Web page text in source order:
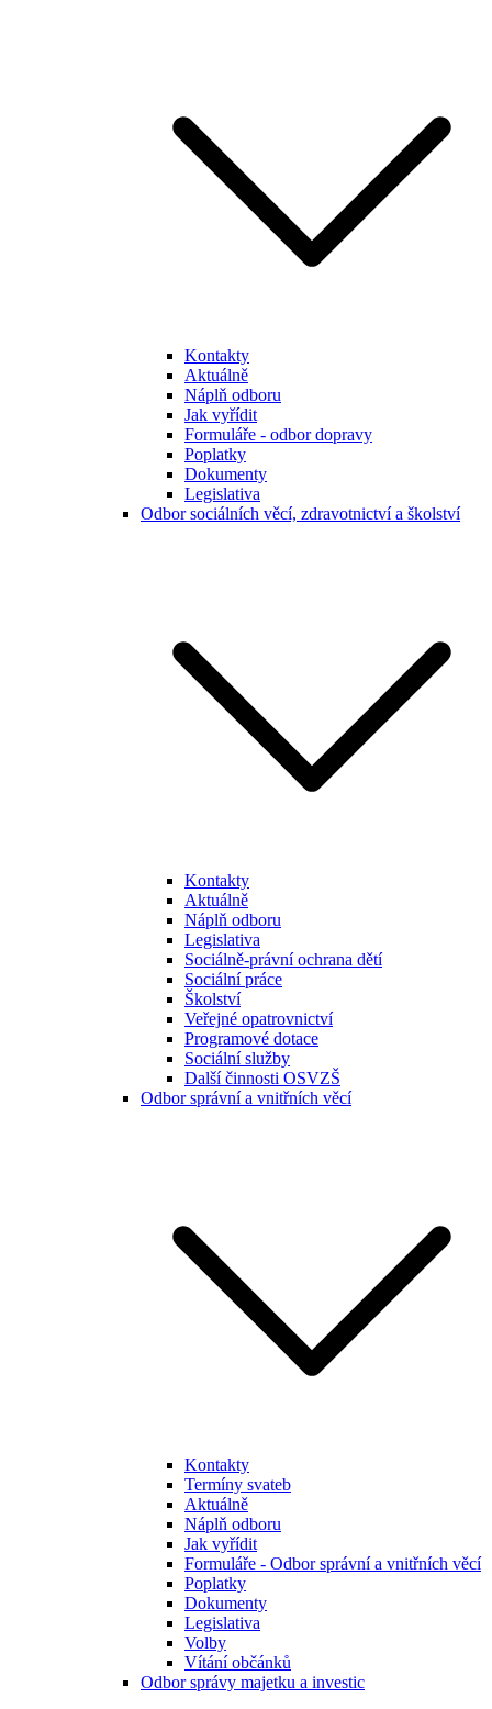
Kontakty
Aktuálně
Náplň odboru
Jak vyřídit
Formuláře - odbor dopravy
Poplatky
Dokumenty
Legislativa
Odbor sociálních věcí, zdravotnictví a školství
Kontakty
Aktuálně
Náplň odboru
Legislativa
Sociálně-právní ochrana dětí
Sociální práce
Školství
Veřejné opatrovnictví
Programové dotace
Sociální služby
Další činnosti OSVZŠ
Odbor správní a vnitřních věcí
Kontakty
Termíny svateb
Aktuálně
Náplň odboru
Jak vyřídit
Formuláře - Odbor správní a vnitřních věcí
Poplatky
Dokumenty
Legislativa
Volby
Vítání občánků
Odbor správy majetku a investic